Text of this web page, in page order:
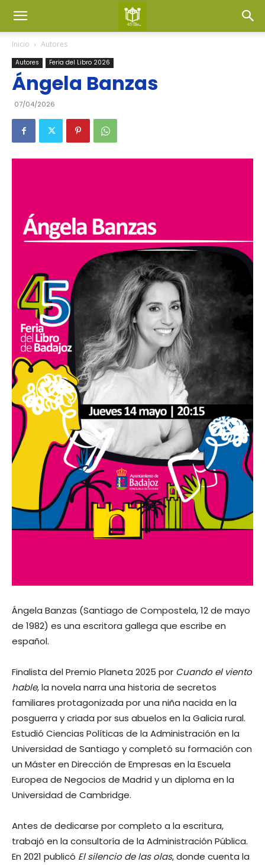
Inicio Autores
Autores Feria del Libro 2026
Ángela Banzas
07/04/2026
Ángela Banzas (Santiago de Compostela, 12 de mayo
de 1982) es una escritora gallega que escribe en
español.
Finalista del Premio Planeta 2025 por Cuando el viento
hable, la novela narra una historia de secretos
familiares protagonizada por una niña nacida en la
posguerra y criada por sus abuelos en la Galicia rural.
Estudió Ciencias Políticas de la Administración en la
Universidad de Santiago y completó su formación con
un Máster en Dirección de Empresas en la Escuela
Europea de Negocios de Madrid y un diploma en la
Universidad de Cambridge.
Antes de dedicarse por completo a la escritura,
trabajó en la consultoría de la Administración Pública.
En 2021 publicó El silencio de las olas, donde cuenta la